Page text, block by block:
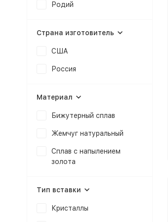
Родий
Страна изготовитель
США
Россия
Материал
Бижутерный сплав
Жемчуг натуральный
Сплав с напылением
золота
Тип вставки
Кристаллы